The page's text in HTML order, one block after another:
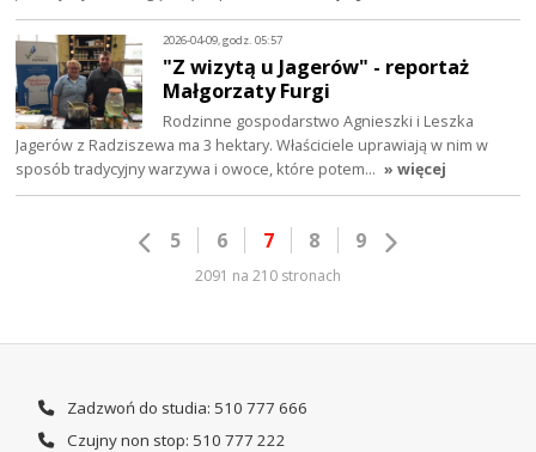
2026-04-09, godz. 05:57
"Z wizytą u Jagerów" - reportaż
Małgorzaty Furgi
Rodzinne gospodarstwo Agnieszki i Leszka
Jagerów z Radziszewa ma 3 hektary. Właściciele uprawiają w nim w
sposób tradycyjny warzywa i owoce, które potem… » więcej
5 6 7 8 9
2091 na 210 stronach
Zadzwoń do studia: 510 777 666
Czujny non stop: 510 777 222